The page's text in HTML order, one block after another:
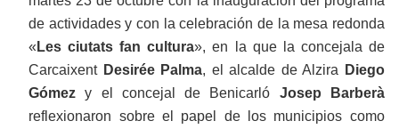
de actividades y con la celebración de la mesa redonda
« Les ciutats fan cultura», en la que la concejala de
Carcaixent Desirée Palma, el alcalde de Alzira
Diego
Gómez y el concejal de Benicarló Josep Barberà
reflexionaron sobre el papel de los municipios como